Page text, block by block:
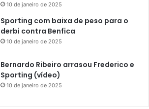
10 de janeiro de 2025
Sporting com baixa de peso para o
derbi contra Benfica
10 de janeiro de 2025
Bernardo Ribeiro arrasou Frederico e
Sporting (vídeo)
10 de janeiro de 2025